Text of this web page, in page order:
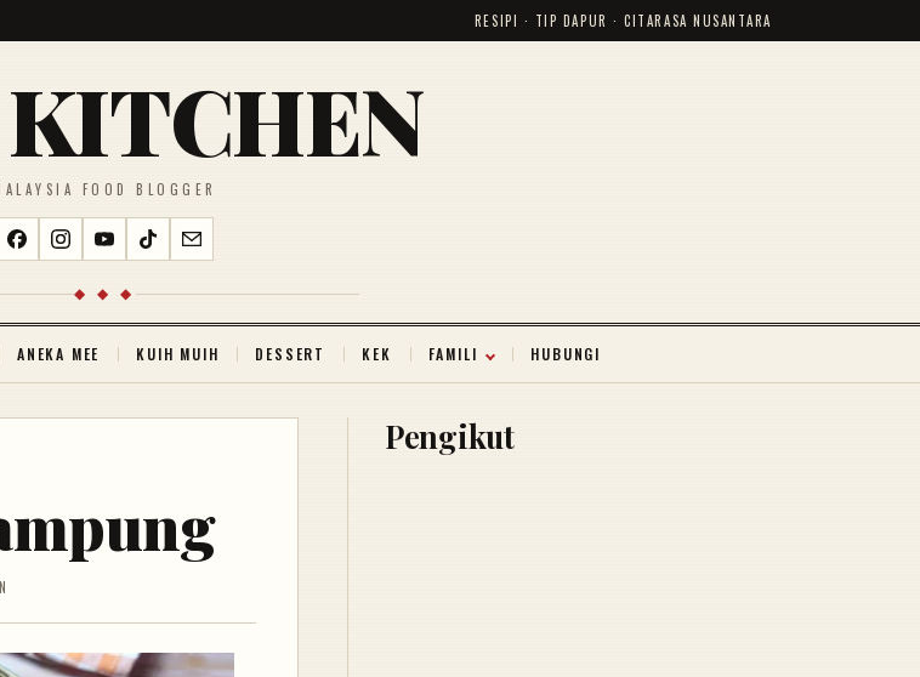
RESIPI · TIP DAPUR · CITARASA NUSANTARA
FOOD BLOGGER
◆ ◆ ◆
ANEKA MEE KUIH MUIH DESSERT KEK FAMILI HUBUNGI
Pengikut